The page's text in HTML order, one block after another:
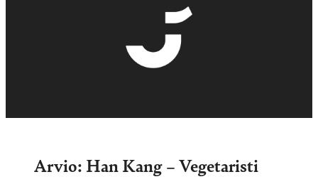
Arvio: Han Kang – Vegetaristi